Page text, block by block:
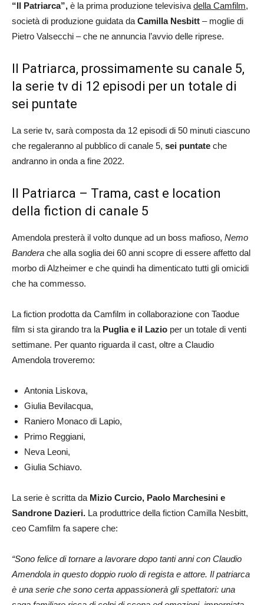
“Il Patriarca”, è la prima produzione televisiva della Camfilm,
società di produzione guidata da Camilla Nesbitt – moglie di
Pietro Valsecchi – che ne annuncia l’avvio delle riprese.
Il Patriarca, prossimamente su canale 5,
la serie tv di 12 episodi per un totale di
sei puntate
La serie tv, sarà composta da 12 episodi di 50 minuti ciascuno
che regaleranno al pubblico di canale 5, sei puntate che
andranno in onda a fine 2022.
Il Patriarca – Trama, cast e location
della fiction di canale 5
Amendola presterà il volto dunque ad un boss mafioso, Nemo
Bandera che alla soglia dei 60 anni scopre di essere affetto dal
morbo di Alzheimer e che quindi ha dimenticato tutti gli omicidi
che ha commesso.
La fiction prodotta da Camfilm in collaborazione con Taodue
film si sta girando tra la Puglia e il Lazio per un totale di venti
settimane. Per quanto riguarda il cast, oltre a Claudio
Amendola troveremo:
Antonia Liskova,
Giulia Bevilacqua,
Raniero Monaco di Lapio,
Primo Reggiani,
Neva Leoni,
Giulia Schiavo.
La serie è scritta da Mizio Curcio, Paolo Marchesini e
Sandrone Dazieri. La produttrice della fiction Camilla Nesbitt,
ceo Camfilm fa sapere che:
“Sono felice di tornare a lavorare dopo tanti anni con Claudio
Amendola in questo doppio ruolo di regista e attore. Il patriarca
è una serie che sono certa appassionerà gli spettatori: una